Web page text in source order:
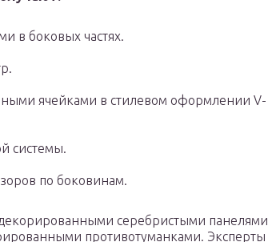
в боковых частях.
ячейками в стилевом оформлении V-
системы.
по боковинам.
серебристыми панелями
противотуманками. Эксперты